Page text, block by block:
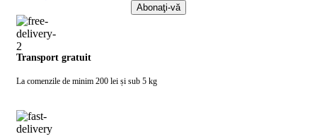
Transport gratuit
La comenzile de minim 200 lei și sub 5 kg